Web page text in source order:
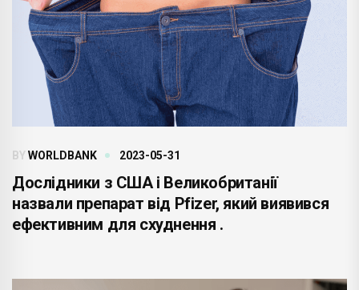
BYWORLDBANK 2023-05-31
Дослідники з США і Великобританії
назвали препарат від Pfizer, який виявився
ефективним для схуднення .